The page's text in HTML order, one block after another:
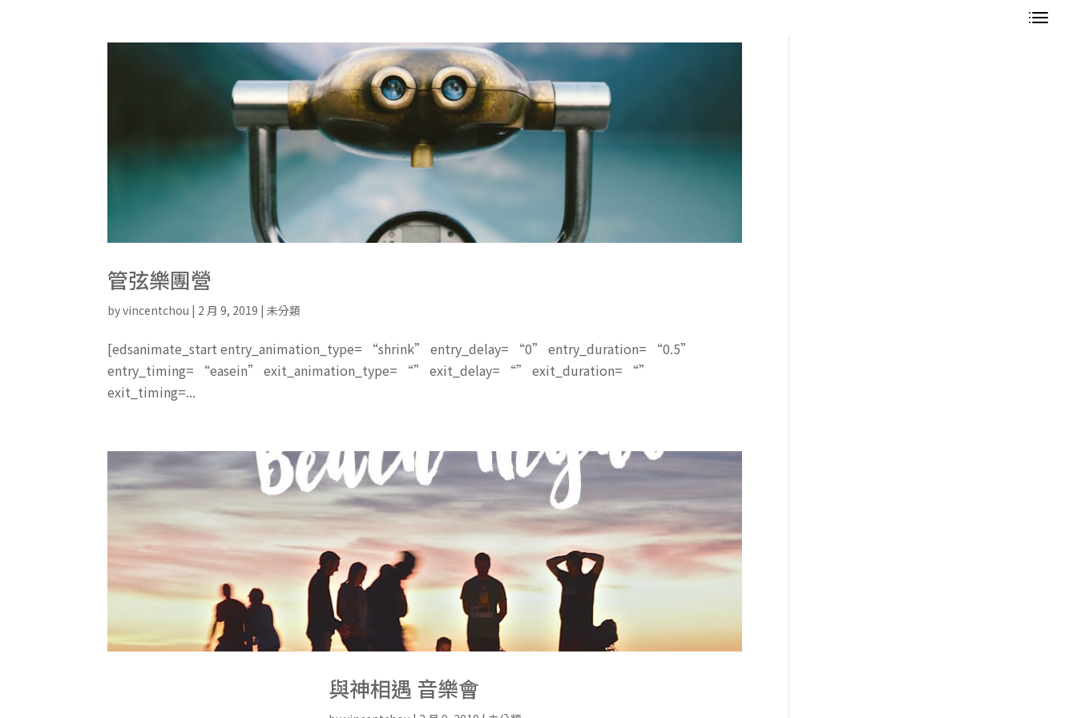
管弦樂團營
byvincentchou | 2 月 9, 2019 |未分類
[edsanimate_start entry_animation_type= “shrink” entry_delay= “0” entry_duration= “0.5”
entry_timing= “easein” exit_animation_type= “” exit_delay= “” exit_duration= “”
exit_timing=...
與神相遇 音樂會